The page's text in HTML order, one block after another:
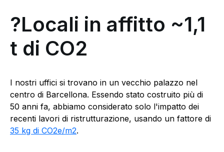
?Locali in affitto ~1,1
t di CO2
I nostri uffici si trovano in un vecchio palazzo nel
centro di Barcellona. Essendo stato costruito più di
50 anni fa, abbiamo considerato solo l'impatto dei
recenti lavori di ristrutturazione, usando un fattore di
35 kg di CO2e/m2.